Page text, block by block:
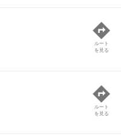
ルート
を見る
ルート
を見る